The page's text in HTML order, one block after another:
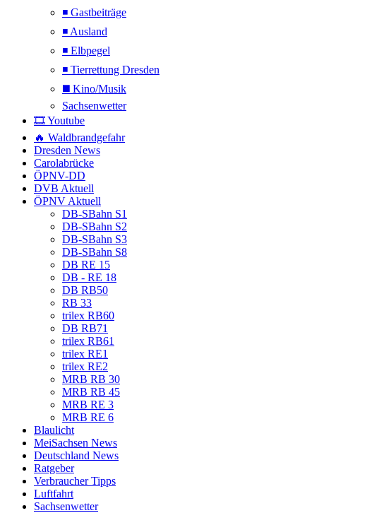
◾ Gastbeiträge
◾ Ausland
◾ Elbpegel
◾ Tierrettung Dresden
◼️ Kino/Musik
Sachsenwetter
🎞️ Youtube
🔥 Waldbrandgefahr
Dresden News
Carolabrücke
ÖPNV-DD
DVB Aktuell
ÖPNV Aktuell
DB-SBahn S1
DB-SBahn S2
DB-SBahn S3
DB-SBahn S8
DB RE 15
DB - RE 18
DB RB50
RB 33
trilex RB60
DB RB71
trilex RB61
trilex RE1
trilex RE2
MRB RB 30
MRB RB 45
MRB RE 3
MRB RE 6
Blaulicht
MeiSachsen News
Deutschland News
Ratgeber
Verbraucher Tipps
Luftfahrt
Sachsenwetter